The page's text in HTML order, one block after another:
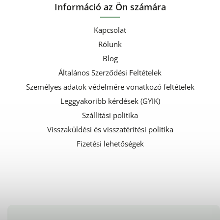
Információ az Ön számára
Kapcsolat
Rólunk
Blog
Általános Szerződési Feltételek
Személyes adatok védelmére vonatkozó feltételek
Leggyakoribb kérdések (GYIK)
Szállítási politika
Visszaküldési és visszatérítési politika
Fizetési lehetőségek